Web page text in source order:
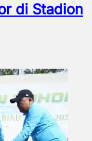
di Stadion